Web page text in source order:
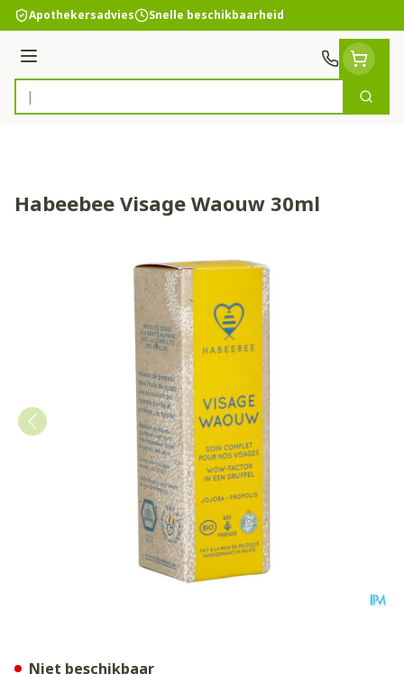
Ga naar de inhoud
Apothekersadvies Snelle beschikbaarheid
Menu
Product, merk, categorie...
Zoek
Habeebee Visage Waouw 30ml
Niet beschikbaar